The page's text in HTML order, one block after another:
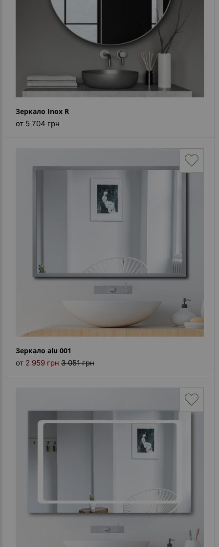
Зеркало Inox R
от 5 704 грн
Зеркало alu 001
от 2 959 грн 3 051 грн